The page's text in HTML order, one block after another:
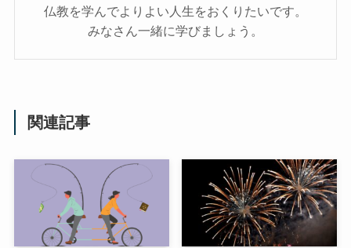
仏教を学んでよりよい人生をおくりたいです。
みなさん一緒に学びましょう。
関連記事